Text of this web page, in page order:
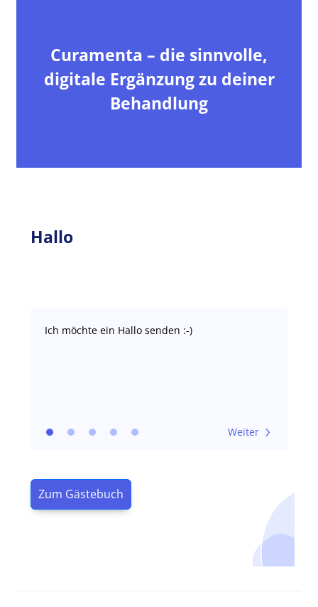
Curamenta – die sinnvolle,
digitale Ergänzung zu deiner
Behandlung
Hallo
Ich möchte ein Hallo senden :-)
Weiter
Zum Gästebuch